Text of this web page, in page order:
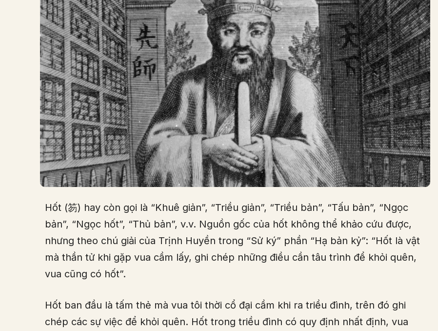
Hốt (笏) hay còn gọi là “Khuê giản”, “Triều giản”, “Triều bản”, “Tấu bản”, “Ngọc
bản”, “Ngọc hốt”, “Thủ bản”, v.v. Nguồn gốc của hốt không thể khảo cứu được,
nhưng theo chú giải của Trịnh Huyền trong “Sử ký” phần “Hạ bản kỷ”: “Hốt là vật
mà thần tử khi gặp vua cầm lấy, ghi chép những điều cần tâu trình để khỏi quên,
vua cũng có hốt”.
Hốt ban đầu là tấm thẻ mà vua tôi thời cổ đại cầm khi ra triều đình, trên đó ghi
chép các sự việc để khỏi quên. Hốt trong triều đình có quy định nhất định, vua